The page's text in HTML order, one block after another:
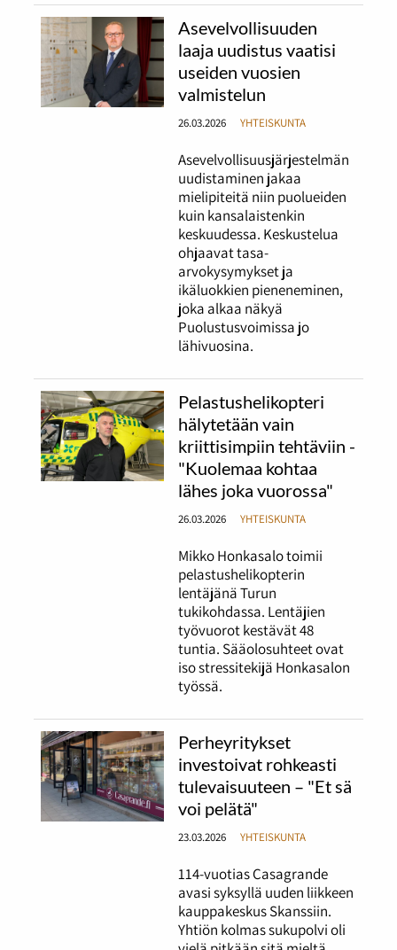
Asevelvollisuuden
laaja uudistus vaatisi
useiden vuosien
valmistelun
26.03.2026 YHTEISKUNTA
Asevelvollisuusjärjestelmän
uudistaminen jakaa
mielipiteitä niin puolueiden
kuin kansalaistenkin
keskuudessa. Keskustelua
ohjaavat tasa-
arvokysymykset ja
ikäluokkien pieneneminen,
joka alkaa näkyä
Puolustusvoimissa jo
lähivuosina.
Pelastushelikopteri
hälytetään vain
kriittisimpiin tehtäviin -
"Kuolemaa kohtaa
lähes joka vuorossa"
26.03.2026 YHTEISKUNTA
Mikko Honkasalo toimii
pelastushelikopterin
lentäjänä Turun
tukikohdassa. Lentäjien
työvuorot kestävät 48
tuntia. Sääolosuhteet ovat
iso stressitekijä Honkasalon
työssä.
Perheyritykset
investoivat rohkeasti
tulevaisuuteen – "Et sä
voi pelätä"
23.03.2026 YHTEISKUNTA
114-vuotias Casagrande
avasi syksyllä uuden liikkeen
kauppakeskus Skanssiin.
Yhtiön kolmas sukupolvi oli